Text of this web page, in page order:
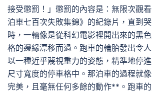
接受懲罰！」懲罰的內容是：無限次觀
泊車七百次失敗集錦》的紀錄片，直到
時，一輛像是從科幻電影裡開出來的黑
格的邊緣漂移而過。跑車的輪胎發出令
以一種近乎蔑視重力的姿態，精準地停
尺寸寬度的停車格中。那泊車的過程就
完美，且毫無任何多餘的動作**。跑車